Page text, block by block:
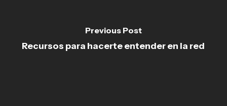
Previous Post
Recursos para hacerte entender en la red